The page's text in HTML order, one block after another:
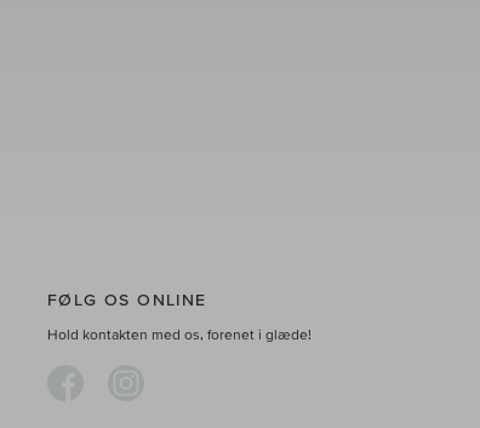
FØLG OS ONLINE
Hold kontakten med os, forenet i glæde!